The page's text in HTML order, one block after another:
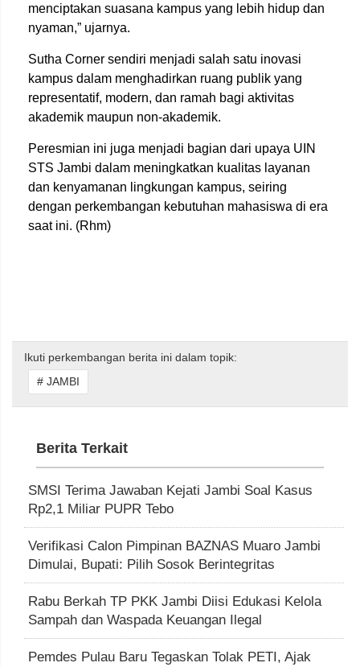
menciptakan suasana kampus yang lebih hidup dan
nyaman,” ujarnya.
Sutha Corner sendiri menjadi salah satu inovasi
kampus dalam menghadirkan ruang publik yang
representatif, modern, dan ramah bagi aktivitas
akademik maupun non-akademik.
Peresmian ini juga menjadi bagian dari upaya UIN
STS Jambi dalam meningkatkan kualitas layanan
dan kenyamanan lingkungan kampus, seiring
dengan perkembangan kebutuhan mahasiswa di era
saat ini. (Rhm)
Ikuti perkembangan berita ini dalam topik:
# JAMBI
Berita Terkait
SMSI Terima Jawaban Kejati Jambi Soal Kasus
Rp2,1 Miliar PUPR Tebo
Verifikasi Calon Pimpinan BAZNAS Muaro Jambi
Dimulai, Bupati: Pilih Sosok Berintegritas
Rabu Berkah TP PKK Jambi Diisi Edukasi Kelola
Sampah dan Waspada Keuangan Ilegal
Pemdes Pulau Baru Tegaskan Tolak PETI, Ajak